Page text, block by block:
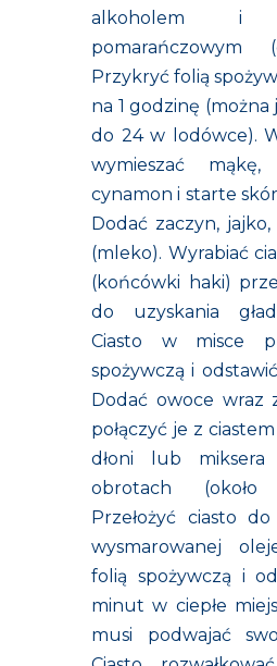
alkoholem i
pomarańczowym
Przykryć folią
na 1 godzinę
do 24 w lodówce).
wymieszać
cynamon i starte
Dodać zaczyn, jajko,
(mleko). Wyrabiać
(końcówki haki)
do uzyskania
Ciasto w misce
spożywczą i
Dodać owoce wraz
połączyć je z
dłoni lub
obrotach
Przełożyć ciasto
wysmarowanej
folią spożywczą i
minut w ciepłe
musi podwajać